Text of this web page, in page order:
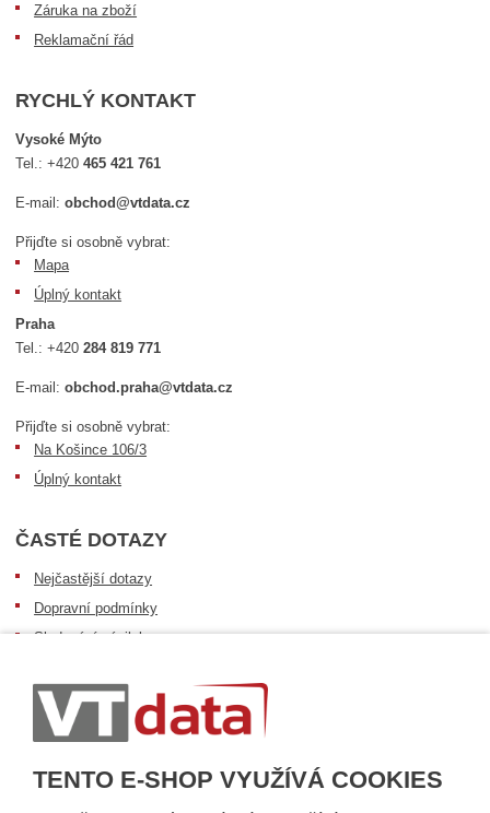
TENTO E-SHOP VYUŽÍVÁ COOKIES
Záruka na zboží
Reklamační řád
RYCHLÝ KONTAKT
Vysoké Mýto
Tel.:+420465 421 761
E-mail:obchod@vtdata.cz
Přijďte si osobně vybrat:
Mapa
Úplný kontakt
Praha
Tel.:+420284 819 771
E-mail:obchod.praha@vtdata.cz
Přijďte si osobně vybrat:
Na Košince 106/3
Úplný kontakt
ČASTÉ DOTAZY
Nejčastější dotazy
Dopravní podmínky
Sledování zásilek
Informace k dostupnosti zboží
Obecné informace